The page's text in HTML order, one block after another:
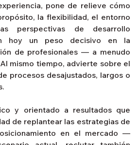
pone de relieve cómo
la flexibilidad, el entorno
perspectivas de desarrollo
hoy un peso decisivo en la
de profesionales — a menudo
mismo tiempo, advierte sobre el
procesos desajustados, largos o
y orientado a resultados que
de replantear las estrategias de
en el mercado —